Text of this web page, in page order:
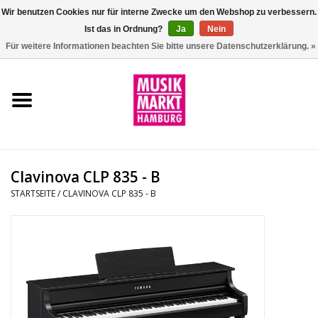
Aktion
Drums
Tasteninstrumente
Clavinova CLP 835 - B
STARTSEITE/ CLAVINOVA CLP 835 - B
Wir benutzen Cookies nur für interne Zwecke um den Webshop zu verbessern.
Ist das in Ordnung?
Ja
Nein
Für weitere Informationen beachten Sie bitte unsere Datenschutzerklärung. »